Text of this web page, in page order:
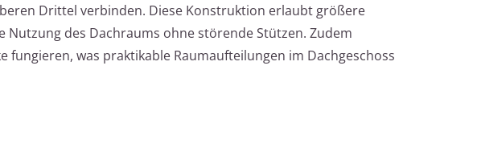
Drittel verbinden. Diese Konstruktion erlaubt größere
des Dachraums ohne störende Stützen. Zudem
fungieren, was praktikable Raumaufteilungen im Dachgeschoss